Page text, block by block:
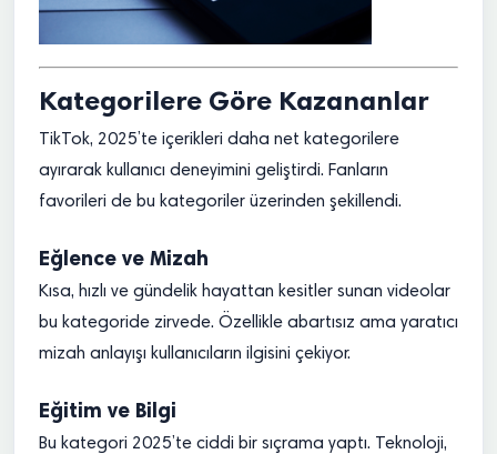
Kategorilere Göre Kazananlar
TikTok, 2025’te içerikleri daha net kategorilere
ayırarak kullanıcı deneyimini geliştirdi. Fanların
favorileri de bu kategoriler üzerinden şekillendi.
Eğlence ve Mizah
Kısa, hızlı ve gündelik hayattan kesitler sunan videolar
bu kategoride zirvede. Özellikle abartısız ama yaratıcı
mizah anlayışı kullanıcıların ilgisini çekiyor.
Eğitim ve Bilgi
Bu kategori 2025’te ciddi bir sıçrama yaptı. Teknoloji,